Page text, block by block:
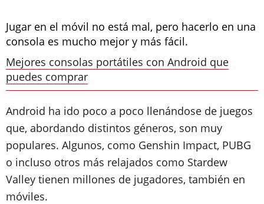
Jugar en el móvil no está mal, pero hacerlo en una
consola es mucho mejor y más fácil.
Mejores consolas portátiles con Android que
puedes comprar
Android ha ido poco a poco llenándose de juegos
que, abordando distintos géneros, son muy
populares. Algunos, como Genshin Impact, PUBG
o incluso otros más relajados como Stardew
Valley tienen millones de jugadores, también en
móviles.